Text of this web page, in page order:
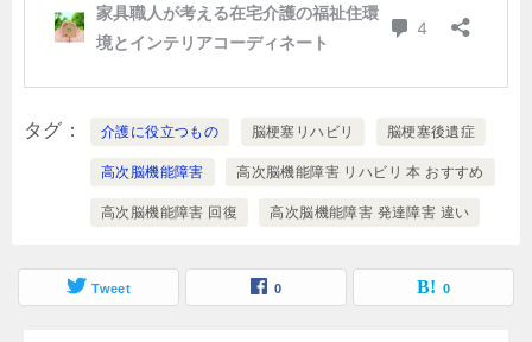
タグ 介護に役立つもの 脳梗塞リハビリ 脳梗塞後遺症
高次脳機能障害 高次脳機能障害 リハビリ 本 おすすめ
高次脳機能障害 回復 高次脳機能障害 発達障害 違い
Tweet 0 0